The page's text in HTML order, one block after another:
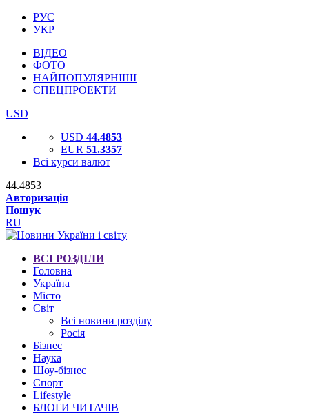
РУС
УКР
ВІДЕО
ФОТО
НАЙПОПУЛЯРНІШІ
СПЕЦПРОЕКТИ
USD
USD 44.4853
EUR 51.3357
Всі курси валют
44.4853
Авторизація
Пошук
RU
ВСІ РОЗДІЛИ
Головна
Україна
Місто
Світ
Всі новини розділу
Росія
Бізнес
Наука
Шоу-бізнес
Спорт
Lifestyle
БЛОГИ ЧИТАЧІВ